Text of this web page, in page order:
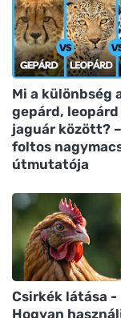
Mi a különbség
gepárd, leopárd
jaguár között?
foltos
útmutatója
Csirkék látása -
Hogyan